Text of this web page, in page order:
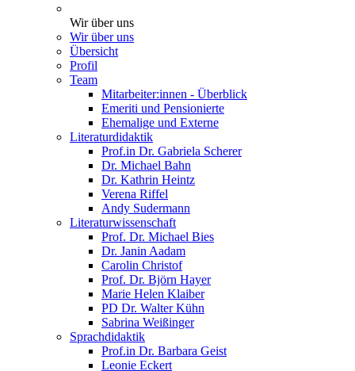
Wir über uns
Wir über uns
Übersicht
Profil
Team
Mitarbeiter:innen - Überblick
Emeriti und Pensionierte
Ehemalige und Externe
Literaturdidaktik
Prof.in Dr. Gabriela Scherer
Dr. Michael Bahn
Dr. Kathrin Heintz
Verena Riffel
Andy Sudermann
Literaturwissenschaft
Prof. Dr. Michael Bies
Dr. Janin Aadam
Carolin Christof
Prof. Dr. Björn Hayer
Marie Helen Klaiber
PD Dr. Walter Kühn
Sabrina Weißinger
Sprachdidaktik
Prof.in Dr. Barbara Geist
Leonie Eckert